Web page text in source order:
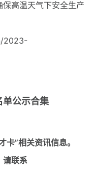
高温天气下安全生产
2023-
公示合集
卡”相关资讯信息。
请联系